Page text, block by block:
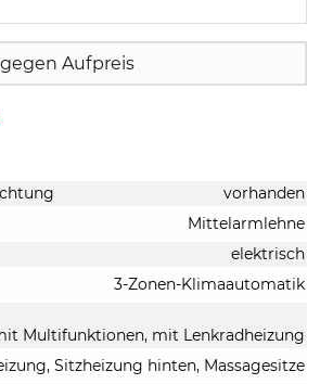
Aufpreis
vorhanden
Mittelarmlehne
elektrisch
3-Zonen-Klimaautomatik
Multifunktionen, mit Lenkradheizung
Sitzheizung hinten, Massagesitze